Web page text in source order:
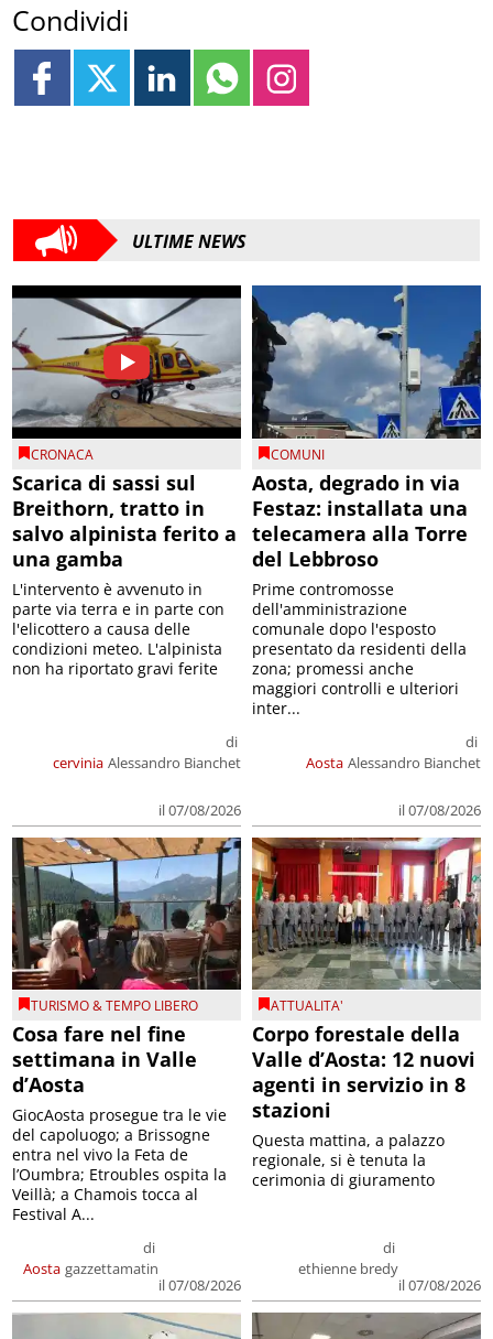
Condividi
ULTIME NEWS
CRONACA
Scarica di sassi sul
Breithorn, tratto in
salvo alpinista ferito a
una gamba
cervinia
di
Alessandro Bianchet
il 07/08/2026
L'intervento è avvenuto in
parte via terra e in parte con
l'elicottero a causa delle
condizioni meteo. L'alpinista
non ha riportato gravi ferite
COMUNI
Aosta, degrado in via
Festaz: installata una
telecamera alla Torre
del Lebbroso
Aosta
di
Alessandro Bianchet
il 07/08/2026
Prime contromosse
dell'amministrazione
comunale dopo l'esposto
presentato da residenti della
zona; promessi anche
maggiori controlli e ulteriori
inter...
TURISMO & TEMPO LIBERO
Cosa fare nel fine
settimana in Valle
d’Aosta
Aosta
di
gazzettamatin
il 07/08/2026
GiocAosta prosegue tra le vie
del capoluogo; a Brissogne
entra nel vivo la Feta de
l’Oumbra; Etroubles ospita la
Veillà; a Chamois tocca al
Festival A...
ATTUALITA'
Corpo forestale della
Valle d’Aosta: 12 nuovi
agenti in servizio in 8
stazioni
di
ethienne bredy
il 07/08/2026
Questa mattina, a palazzo
regionale, si è tenuta la
cerimonia di giuramento